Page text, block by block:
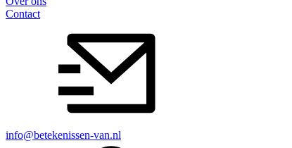
Contact
info@betekenissen-van.nl